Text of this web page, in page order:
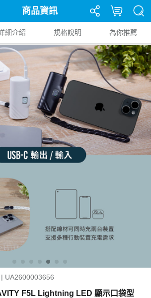
商品資訊
細介紹 規格說明 為你推薦
UA2600003656
F5L Lightning LED 顯示口袋型